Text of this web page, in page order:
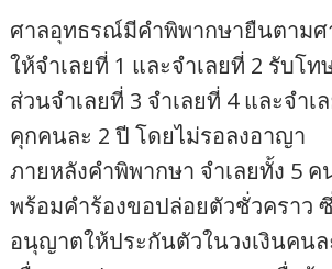
ศาลอุทธรณ์มีคำพิพากษายืนตาม
ให้จำเลยที่ 1 และจำเลยที่ 2 รับโ
ส่วนจำเลยที่ 3 จำเลยที่ 4 และจำเ
คุกคนละ 2 ปี โดยไม่รอลงอาญา
ภายหลังคำพิพากษา จำเลยทั้ง 5
พร้อมคำร้องขอปล่อยตัวชั่วคราว
อนุญาตให้ประกันตัวในวงเงินคนล